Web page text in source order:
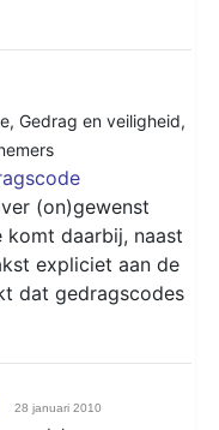
, Gedrag en veiligheid,
(on)gewenst
komt daarbij, naast
expliciet aan de
dat gedragscodes
28 januari 2010